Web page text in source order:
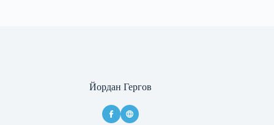
Йордан Гергов